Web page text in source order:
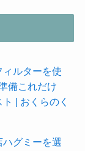
ルターを使
備これだけ
| おくらのく
ハグミーを選